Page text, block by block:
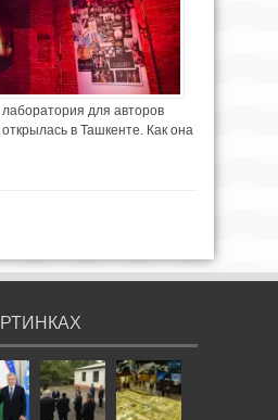
для авторов
в Ташкенте. Как она